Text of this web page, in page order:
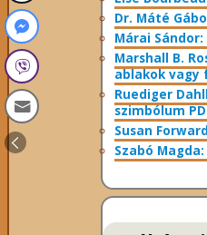
Dr. Máté
Márai Sándor:
Marshall B.
ablakok vagy
Ruediger
szimbólum
Susan
Szabó Magda: